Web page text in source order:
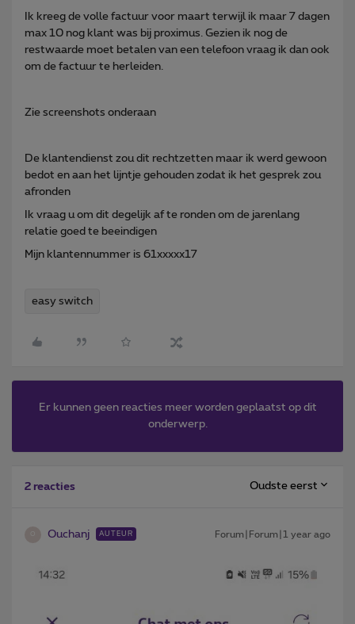
Ik kreeg de volle factuur voor maart terwijl ik maar 7 dagen
max 10 nog klant was bij proximus. Gezien ik nog de
restwaarde moet betalen van een telefoon vraag ik dan ook
om de factuur te herleiden.
Zie screenshots onderaan
De klantendienst zou dit rechtzetten maar ik werd gewoon
bedot en aan het lijntje gehouden zodat ik het gesprek zou
afronden
Ik vraag u om dit degelijk af te ronden om de jarenlang
relatie goed te beeindigen
Mijn klantennummer is 61xxxxx17
easy switch
Er kunnen geen reacties meer worden geplaatst op dit
onderwerp.
2 reacties Oudste eerst
Ouchanj AUTEUR Forum|Forum|1 year ago